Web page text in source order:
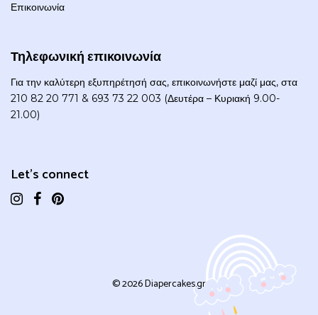
Επικοινωνία
Τηλεφωνική επικοινωνία
Για την καλύτερη εξυπηρέτησή σας, επικοινωνήστε μαζί μας, στα
210 82 20 771 & 693 73 22 003 (Δευτέρα – Κυριακή 9.00-
21.00)
Let's connect
© 2026 Diapercakes.gr